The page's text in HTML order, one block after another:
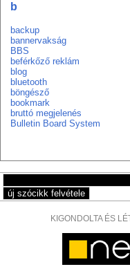
b
backup
bannervakság
BBS
beférkőző reklám
blog
bluetooth
böngésző
bookmark
bruttó megjelenés
Bulletin Board System
KIGONDOLTA ÉS